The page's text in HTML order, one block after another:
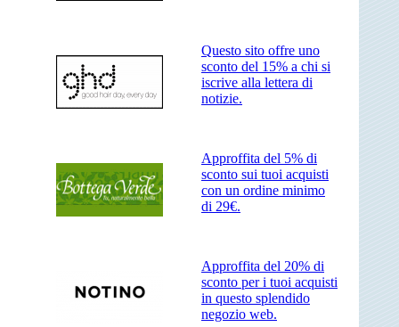
Questo sito offre uno
sconto del 15% a chi si
iscrive alla lettera di
notizie.
Approffita del 5% di
sconto sui tuoi acquisti
con un ordine minimo
di 29€.
Approffita del 20% di
sconto per i tuoi acquisti
in questo splendido
negozio web.